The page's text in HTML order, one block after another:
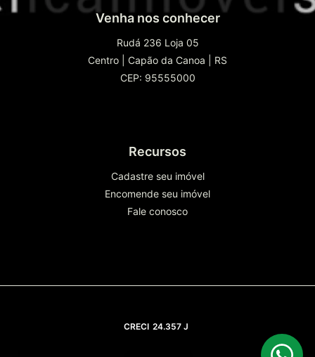
Venha nos conhecer
Rudá 236 Loja 05
Centro
Capão da Canoa
RS
CEP: 95555000
Recursos
Cadastre seu imóvel
Encomende seu imóvel
Fale conosco
CRECI 24.357 J